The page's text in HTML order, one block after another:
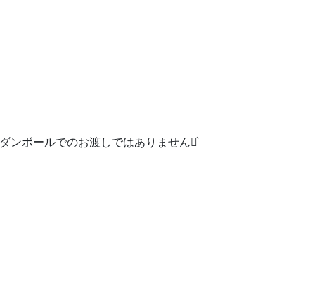
ンボールでのお渡しではありません‪⋆͛